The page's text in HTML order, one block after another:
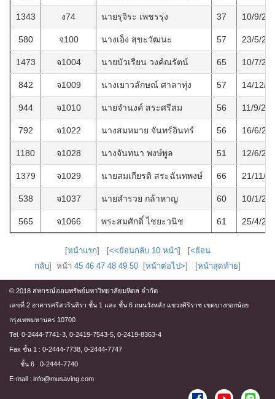
1343 ง74 นายรุจิระ เพชรรุ่ง 37 10/9/
580 จ100 นางเอ็ง สุขะวัฒนะ 57 23/5/
1473 จ1004 นายบัวเรียน วงค์ณรัตน์ 65 10/7/
842 จ1009 นางเยาวลักษณ์ ศาลาทุ่ง 57 14/12/
944 จ1010 นายจำนงค์ สระศรีสม 56 11/9/
792 จ1022 นางสมหมาย จันทร์อินทร์ 56 16/6/
1180 จ1028 นางจันทนา พงษ์พูล 51 12/6/
1379 จ1029 นายสมเกียรติ สระฉันทพงษ์ 66 21/11/
538 จ1037 นายสำรวย กล้าหาญ 60 10/1/
565 จ1066 พระสมศักดิ์ ไชยะวนิช 61 25/4/
[หน้าแรก] [<<ย้อนกลับ 10 หน้า] [<ย้อน
กลับ] หน้า 45 46 47 48 49 50 [หน้าต่อไป>] [หน้าสุดท้าย]
© 2018 สหกรณ์ออมทรัพย์มหาวิทยาลัยมหิดล จำกัด
เลขที่ 2 อาคารศรีสวรินทิรา ชั้น 1 และ ชั้น 6 ถนนวังหลัง แขวงศิริราช เขตบางกอกน้อย
กรุงเทพมหานคร 10700
Tel. 0-2444-7741-3, 0-2419-7543-5, 0-2419-8363-4
Fax ชั้น 1 : 0-2444-7738, 0-2444-7747
ชั้น 6 : 0-2444-7740
E-mail : info@musaving.com